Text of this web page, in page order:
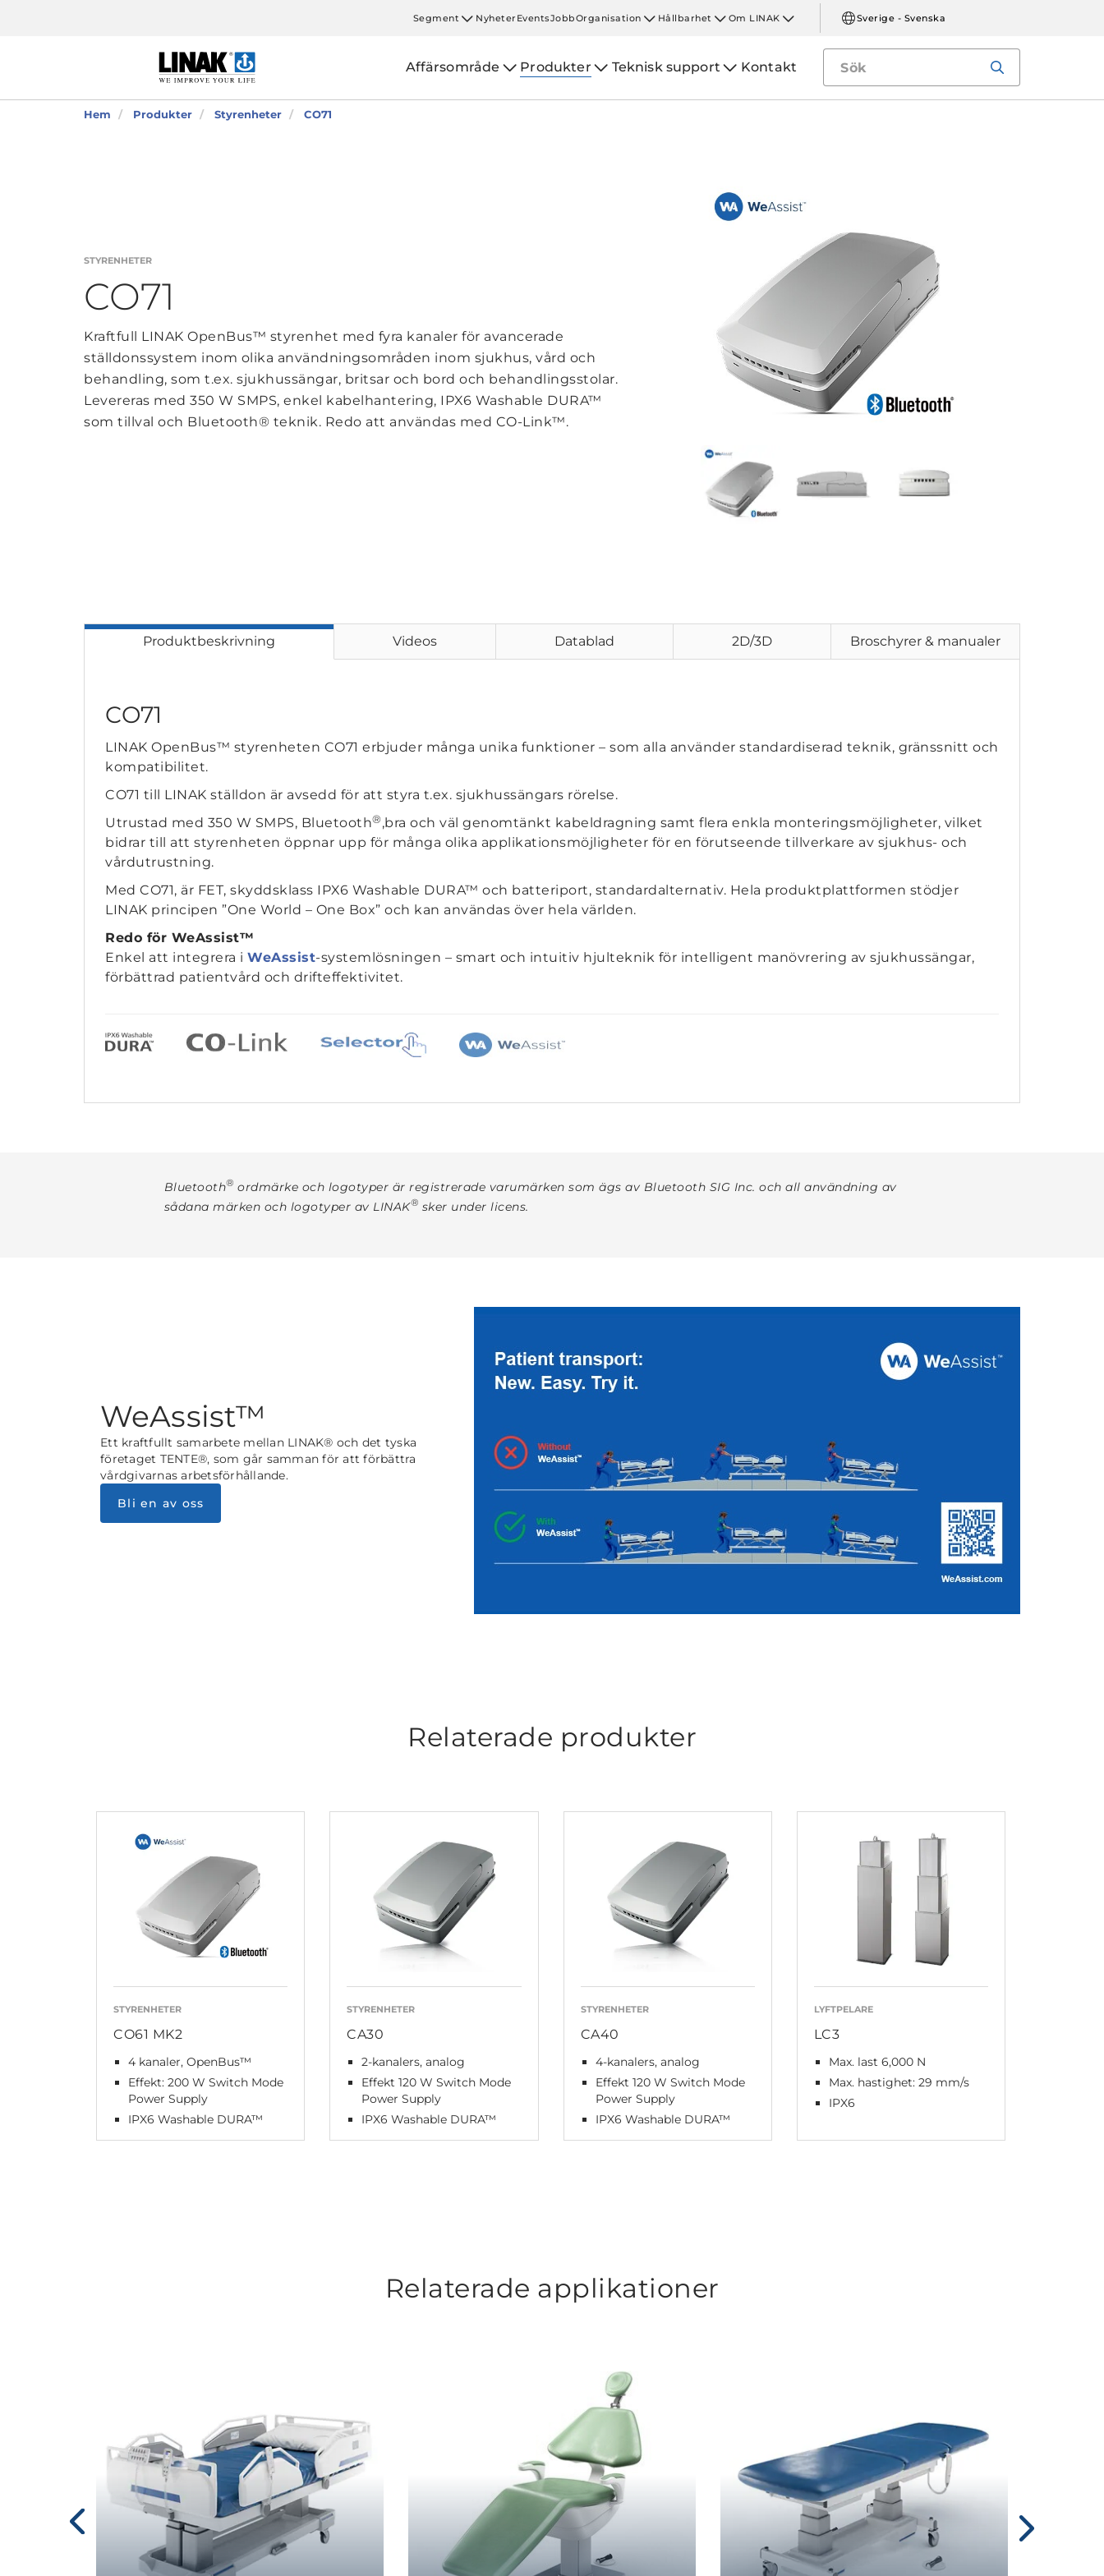
Segment NyheterEventsJobbOrganisation Hållbarhet Om LINAK Sverige - Svenska
Affärsområde Produkter Teknisk support Kontakt
Hem Produkter Styrenheter CO71
STYRENHETER
CO71
Kraftfull LINAK OpenBus™ styrenhet med fyra kanaler för avancerade
ställdonssystem inom olika användningsområden inom sjukhus, vård och
behandling, som t.ex. sjukhussängar, britsar och bord och behandlingsstolar.
Levereras med 350 W SMPS, enkel kabelhantering, IPX6 Washable DURA™
som tillval och Bluetooth® teknik. Redo att användas med CO-Link™.
Produktbeskrivning Videos Datablad 2D/3D Broschyrer & manualer
CO71
LINAK OpenBus™ styrenheten CO71 erbjuder många unika funktioner – som alla använder standardiserad teknik, gränssnitt och
kompatibilitet.
CO71 till LINAK ställdon är avsedd för att styra t.ex. sjukhussängars rörelse.
Utrustad med 350 W SMPS, Bluetooth®,bra och väl genomtänkt kabeldragning samt flera enkla monteringsmöjligheter, vilket
bidrar till att styrenheten öppnar upp för många olika applikationsmöjligheter för en förutseende tillverkare av sjukhus- och
vårdutrustning.
Med CO71, är FET, skyddsklass IPX6 Washable DURA™ och batteriport, standardalternativ. Hela produktplattformen stödjer
LINAK principen ”One World – One Box” och kan användas över hela världen.
Redo för WeAssist™
Enkel att integrera i WeAssist-systemlösningen – smart och intuitiv hjulteknik för intelligent manövrering av sjukhussängar,
förbättrad patientvård och drifteffektivitet.
Bluetooth® ordmärke och logotyper är registrerade varumärken som ägs av Bluetooth SIG Inc. och all användning av
sådana märken och logotyper av LINAK® sker under licens.
WeAssist™
Ett kraftfullt samarbete mellan LINAK® och det tyska
företaget TENTE®, som går samman för att förbättra
vårdgivarnas arbetsförhållande.
Bli en av oss
Relaterade produkter
STYRENHETER
CO61 MK2
4 kanaler, OpenBus™
Effekt: 200 W Switch Mode
Power Supply
IPX6 Washable DURA™
STYRENHETER
CA30
2-kanalers, analog
Effekt 120 W Switch Mode
Power Supply
IPX6 Washable DURA™
STYRENHETER
CA40
4-kanalers, analog
Effekt 120 W Switch Mode
Power Supply
IPX6 Washable DURA™
LYFTPELARE
LC3
Max. last 6,000 N
Max. hastighet: 29 mm/s
IPX6
Relaterade applikationer